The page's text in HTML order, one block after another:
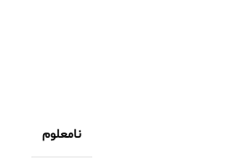
نامعلوم